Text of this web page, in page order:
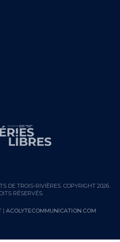
DE TROIS-RIVIÈRES. COPYRIGHT 2026.
RÉSERVÉS.
| ACOLYTECOMMUNICATION.COM